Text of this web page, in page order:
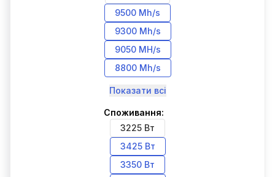
9500 Mh/s
9300 Mh/s
9050 MH/s
8800 Mh/s
Показати всі
Споживання:
3225 Вт
3425 Вт
3350 Вт